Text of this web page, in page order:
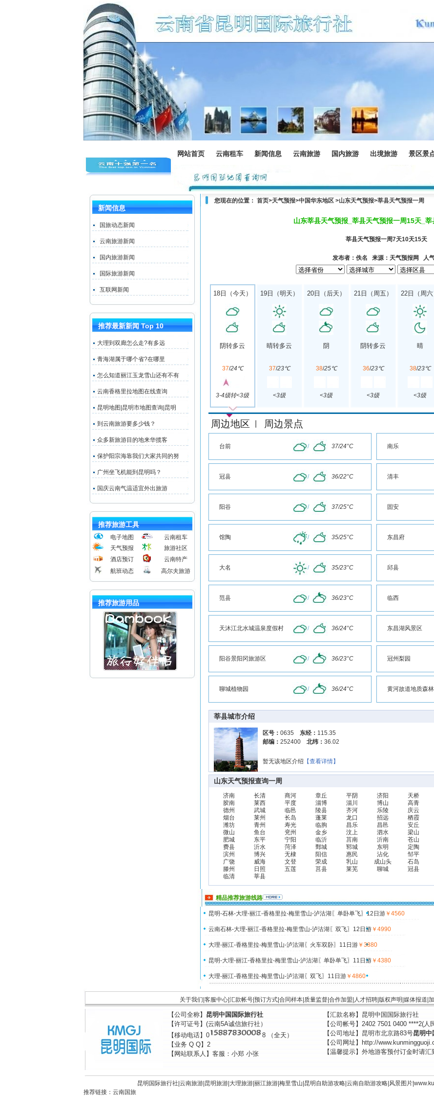
网站首页 云南租车 新闻信息 云南旅游 国内旅游 出境旅游 景区景
新闻信息
国旅动态新闻
云南旅游新闻
国内旅游新闻
国际旅游新闻
互联网新闻
推荐最新新闻 Top 10
大理到双廊怎么走?有多远
青海湖属于哪个省?在哪里
怎么知道丽江玉龙雪山还有不有
云南香格里拉地图在线查询
昆明地图|昆明市地图查询|昆明
到云南旅游要多少钱？
众多新旅游目的地来华揽客
保护阳宗海靠我们大家共同的努
广州坐飞机能到昆明吗？
国庆云南气温适宜外出旅游
推荐旅游工具
电子地图
云南租车
天气预报
旅游社区
酒店预订
云南特产
航班动态
高尔夫旅游
推荐旅游用品
您现在的位置： 首页>天气预报>中国华东地区 >山东天气预报>莘县天气预报一周
山东莘县天气预报_莘县天气预报一周15天_
莘县天气预报一周7天10天15天
发布者：佚名 来源：天气预报网 人气
18日（今天）
阴转多云
37/24℃
3-4级转<3级
19日（明天）
晴转多云
37/23℃
<3级
20日（后天）
阴
38/25℃
<3级
21日（周五）
阴转多云
36/23℃
<3级
22日（周六
晴
38/23℃
<3级
周边地区 周边景点
台前 / 37/24°C 南乐
冠县 / 36/22°C 清丰
阳谷 / 37/25°C 固安
馆陶 / 35/25°C 东昌府
大名 / 35/23°C 邱县
范县 / 36/23°C 临西
天沐江北水城温泉度假村 / 36/24°C 东昌湖风景区
阳谷景阳冈旅游区 / 36/23°C 冠州梨园
聊城植物园 / 36/24°C 黄河故道地质森
莘县城市介绍
区号： 0635 东经： 115.35
邮编： 252400 北纬： 36.02
暂无该地区介绍 【查看详情】
山东天气预报查询一周
济南 长清 商河 章丘 平阴 济阳 天桥
胶南
莱西 平度 淄博 淄川 博山 高青
德州
武城 临邑 陵县 齐河 乐陵 庆云
烟台
莱州 长岛 蓬莱 龙口 招远 栖霞
潍坊
青州 寿光 临朐 昌乐 昌邑 安丘
微山
鱼台 兖州 金乡 汶上 泗水 梁山
肥城
东平 宁阳 临沂 莒南 沂南 苍山
费县
沂水 菏泽 鄄城 郓城 东明 定陶
滨州
博兴 无棣 阳信 惠民 沾化 邹平
广饶
威海 文登 荣成 乳山 成山头 石岛
滕州
日照 五莲 莒县 莱芜 聊城 冠县
临清
莘县
精品推荐旅游线路
￥4560
昆明-石林-大理-丽江-香格里拉-梅里雪山-泸沽湖〖单卧单飞〗12日游
￥4990
云南石林-大理-丽江-香格里拉-梅里雪山-泸沽湖〖双飞〗12日游
￥3880
大理-丽江-香格里拉-梅里雪山-泸沽湖〖火车双卧〗11日游
￥4380
昆明-大理-丽江-香格里拉-梅里雪山-泸沽湖〖单卧单飞〗11日游
￥4860
大理-丽江-香格里拉-梅里雪山-泸沽湖〖双飞〗11日游
关于我们 客服中心| 汇款帐号| 预订方式| 合同样本| 质量监督| 合作加盟 人才招聘| 版权声明 媒体报道
【公司全称】 昆明中国国际旅行社
【许可证号】(云南5A诚信旅行社）
【移动电话】0
8 （全天）
【业务 Q Q】2
【网站联系人】客服：小郑 小张
【汇款名称】昆明中国国际旅行社
【公司帐号】2402 7501 0400 ****2(人
【公司地址】昆明市北京路83号昆明中
【公司网址】http://
【温馨提示】外地游客预付订金时请汇
昆明国际旅行社| 云南旅游| 昆明旅游| 大理旅游| 丽江旅游| 梅里雪山 昆明自助游攻略| 云南自助游攻略| 风景图片| www.
推荐链接： 云南国旅